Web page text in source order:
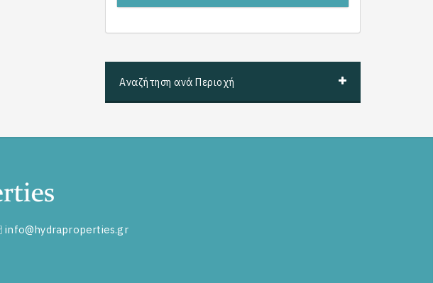
Αναζήτηση ανά Περιοχή
info@hydraproperties.gr